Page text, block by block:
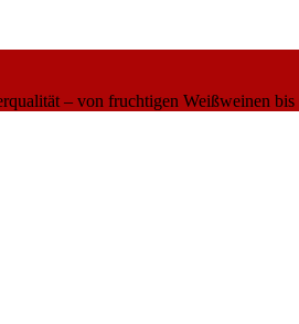
– von fruchtigen Weißweinen